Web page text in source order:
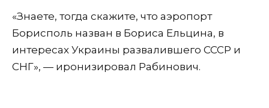
«Знаете, тогда скажите, что аэропорт
Борисполь назван в Бориса Ельцина, в
интересах Украины развалившего СССР и
СНГ», — иронизировал Рабинович.